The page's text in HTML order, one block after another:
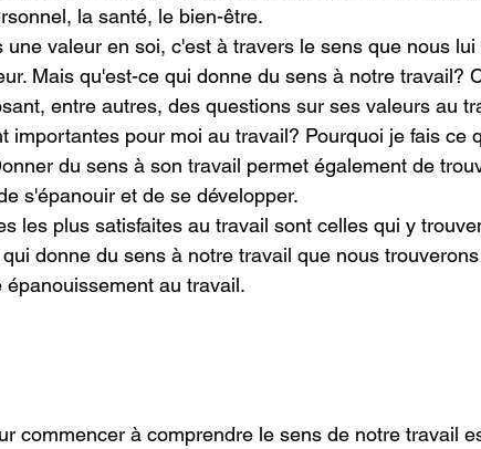
la santé, le bien-être.
une valeur en soi, c'est à travers le sens que nous
Mais qu'est-ce qui donne du sens à notre travail?
entre autres, des questions sur ses valeurs au
importantes pour moi au travail? Pourquoi je fais ce
du sens à son travail permet également de
s'épanouir et de se développer.
les plus satisfaites au travail sont celles qui y
donne du sens à notre travail que nous
épanouissement au travail.
commencer à comprendre le sens de notre travail